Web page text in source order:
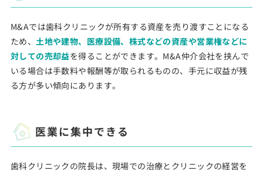
M&Aでは歯科クリニックが所有する資産を売り渡すことになる
ため、土地や建物、医療設備、株式などの資産や営業権などに
対しての売却益を得ることができます。M&A仲介会社を挟んで
いる場合は手数料や報酬等が取られるものの、手元に収益が残
る方が多い傾向にあります。
医業に集中できる
歯科クリニックの院長は、現場での治療とクリニックの経営を